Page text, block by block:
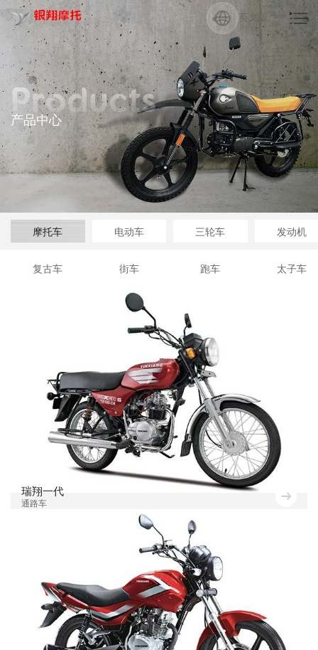
英文版
Products
产品中心
摩托车 电动车 三轮车 发动机
复古车 街车 跑车 太子车
瑞翔一代
通路车